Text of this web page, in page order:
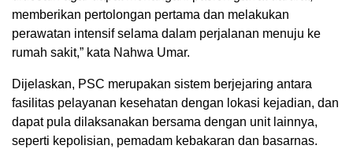
memberikan pertolongan pertama dan melakukan
perawatan intensif selama dalam perjalanan menuju ke
rumah sakit,” kata Nahwa Umar.
Dijelaskan, PSC merupakan sistem berjejaring antara
fasilitas pelayanan kesehatan dengan lokasi kejadian, dan
dapat pula dilaksanakan bersama dengan unit lainnya,
seperti kepolisian, pemadam kebakaran dan basarnas.